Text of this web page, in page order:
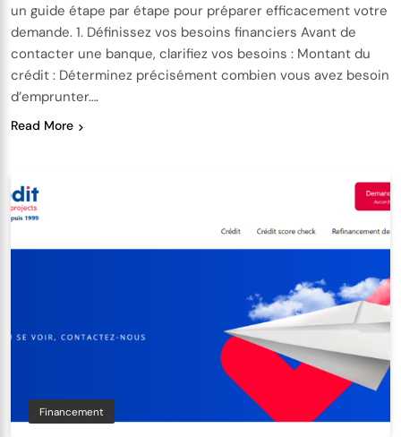
un guide étape par étape pour préparer efficacement votre
demande. 1. Définissez vos besoins financiers Avant de
contacter une banque, clarifiez vos besoins : Montant du
crédit : Déterminez précisément combien vous avez besoin
d’emprunter….
Read More
Financement